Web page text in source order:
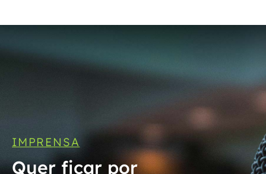
IMPRENSA
Quer ficar por